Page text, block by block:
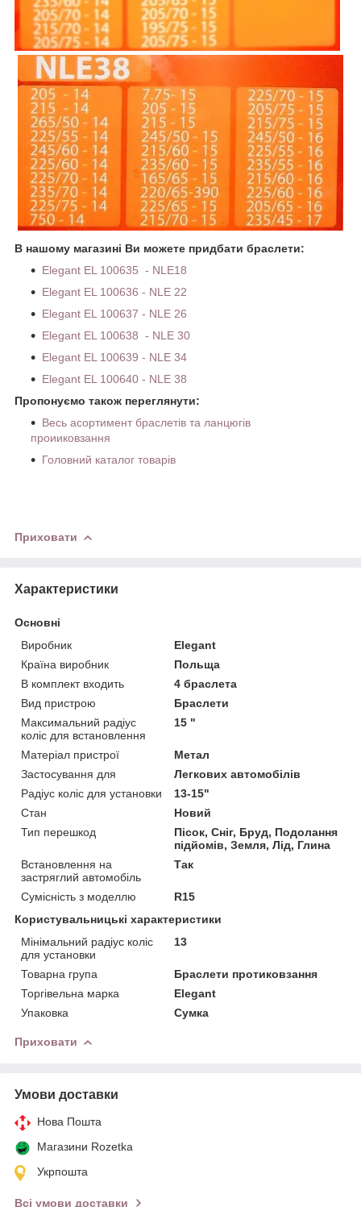
В нашому магазині Ви можете придбати браслети:
Elegant EL 100635 - NLE18
Elegant EL 100636 - NLE 22
Elegant EL 100637 - NLE 26
Elegant EL 100638 - NLE 30
Elegant EL 100639 - NLE 34
Elegant EL 100640 - NLE 38
Пропонуємо також переглянути:
Весь асортимент браслетів та ланцюгів
проииковзання
Головний каталог товарів
Приховати
Характеристики
Основні
Виробник
Elegant
Країна виробник
Польща
В комплект входить
4 браслета
Вид пристрою
Браслети
Максимальний радіус
коліс для встановлення
15 "
Матеріал пристрої
Метал
Застосування для
Легкових автомобілів
Радіус коліс для установки
13-15"
Стан
Новий
Тип перешкод
Пісок, Сніг, Бруд, Подолання
підйомів, Земля, Лід, Глина
Встановлення на
застряглий автомобіль
Так
Сумісність з моделлю
R15
Користувальницькі характеристики
Мінімальний радіус коліс
для установки
13
Товарна група
Браслети протиковзання
Торгівельна марка
Elegant
Упаковка
Сумка
Приховати
Умови доставки
Нова Пошта
Магазини Rozetka
Укрпошта
Всі умови доставки